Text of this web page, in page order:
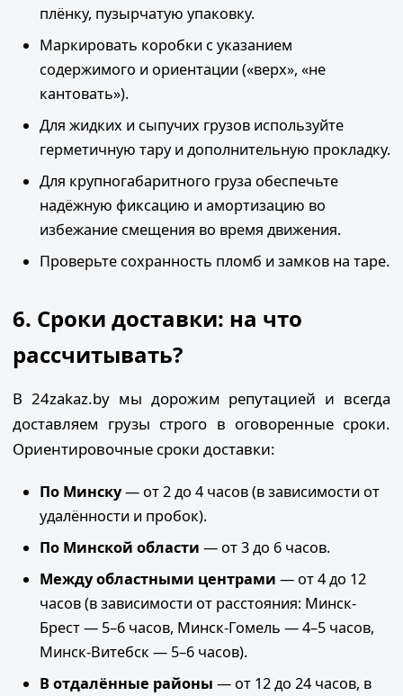
плёнку, пузырчатую упаковку.
Маркировать коробки с указанием
содержимого и ориентации («верх», «не
кантовать»).
Для жидких и сыпучих грузов используйте
герметичную тару и дополнительную прокладку.
Для крупногабаритного груза обеспечьте
надёжную фиксацию и амортизацию во
избежание смещения во время движения.
Проверьте сохранность пломб и замков на таре.
6. Сроки доставки: на что
рассчитывать?
В 24zakaz.by мы дорожим репутацией и всегда
доставляем грузы строго в оговоренные сроки.
Ориентировочные сроки доставки:
По Минску— от 2 до 4 часов (в зависимости от
удалённости и пробок).
По Минской области — от 3 до 6 часов.
Между областными центрами — от 4 до 12
часов (в зависимости от расстояния: Минск-
Брест — 5–6 часов, Минск-Гомель — 4–5 часов,
Минск-Витебск — 5–6 часов).
В отдалённые районы — от 12 до 24 часов, в